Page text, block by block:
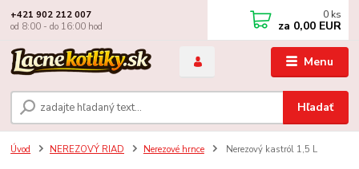
Menu
Hľadať
+421 902 212 007
od 8:00 - do 16:00 hod
0 ks
za 0,00 EUR
Úvod NEREZOVÝ RIAD Nerezové hrnce Nerezový kastról 1,5 L